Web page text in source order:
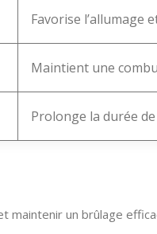
Favorise l’allumage
Maintient une
Prolonge la durée
maintenir un brûlage